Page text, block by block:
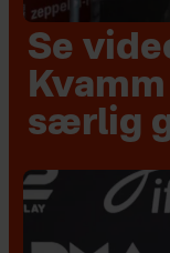
Se
særlig